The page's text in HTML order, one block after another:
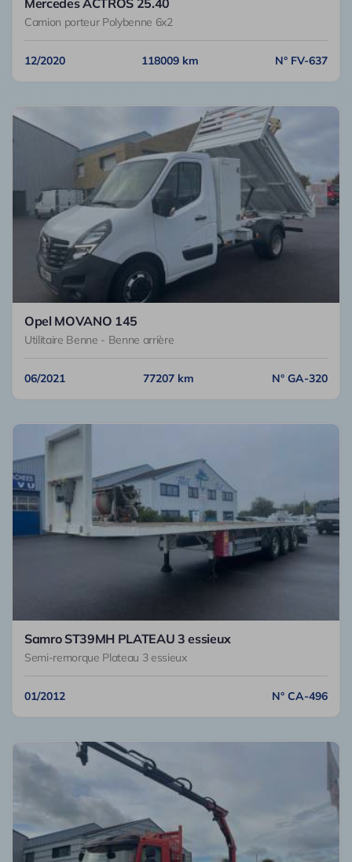
Mercedes ACTROS 25.40
Camion porteur Polybenne 6x2
12/2020 118009 km N° FV-637
Opel MOVANO 145
Utilitaire Benne - Benne arrière
06/2021 77207 km N° GA-320
Samro ST39MH PLATEAU 3 essieux
Semi-remorque Plateau 3 essieux
01/2012 N° CA-496